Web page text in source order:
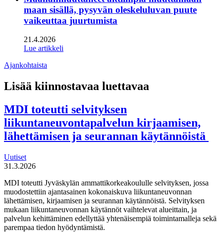
maan sisällä, pysyvän oleskeluluvan puute
vaikeuttaa juurtumista
21.4.2026
Lue artikkeli
Ajankohtaista
Lisää kiinnostavaa luettavaa
MDI toteutti selvityksen
liikuntaneuvontapalvelun kirjaamisen,
lähettämisen ja seurannan käytännöistä
Uutiset
31.3.2026
MDI toteutti Jyväskylän ammattikorkeakoululle selvityksen, jossa
muodostettiin ajantasainen kokonaiskuva liikuntaneuvonnan
lähettämisen, kirjaamisen ja seurannan käytännöistä. Selvityksen
mukaan liikuntaneuvonnan käytännöt vaihtelevat alueittain, ja
palvelun kehittäminen edellyttää yhtenäisempiä toimintamalleja sekä
parempaa tiedon hyödyntämistä.